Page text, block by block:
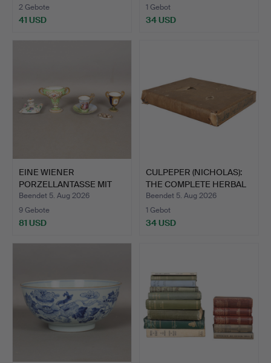
2 Gebote
41 USD
1 Gebot
34 USD
EINE WIENER
PORZELLANTASSE MIT
UNTERTASSE,…
Beendet 5. Aug 2026
9 Gebote
81 USD
CULPEPER (NICHOLAS):
THE COMPLETE HERBAL
1…
Beendet 5. Aug 2026
1 Gebot
34 USD